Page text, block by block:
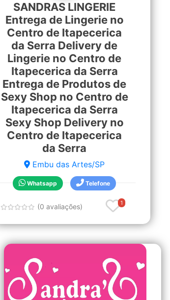
SANDRAS LINGERIE
Entrega de Lingerie no
Centro de Itapecerica
da Serra Delivery de
Lingerie no Centro de
Itapecerica da Serra
Entrega de Produtos de
Sexy Shop no Centro de
Itapecerica da Serra
Sexy Shop Delivery no
Centro de Itapecerica
da Serra
Embu das Artes/SP
Whatsapp Telefone
(0 avaliações) 1